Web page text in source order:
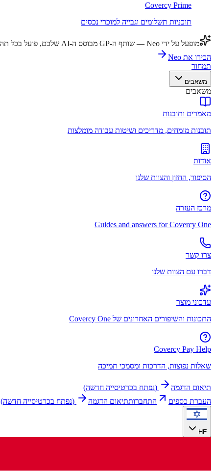
Covercy Prime
תוכניות תשלומים וגבייה למוכרי נכסים
מופעל על ידי Neo — שותף ה-GP מבוסס ה-AI שלכם, פועל בכל תהליך עבודה.
הכירו את Neo
תמחור
משאבים
משאבים
מאמרים ותובנות
תובנות מומחים, מדריכים ושיטות עבודה מומלצות
אודות
הסיפור, החזון והצוות שלנו
מרכז העזרה
Guides and answers for Covercy One
צרו קשר
דברו עם הצוות שלנו
עדכוני מוצר
התכונות והשיפורים האחרונים של Covercy One
Covercy Pay Help
שאלות נפוצות, הדרכות ומסמכי תמיכה
תיאום הדגמה (נפתח בכרטיסייה חדשה)
העברת כספים
התחברותתיאום הדגמה (נפתח בכרטיסייה חדשה)
HE